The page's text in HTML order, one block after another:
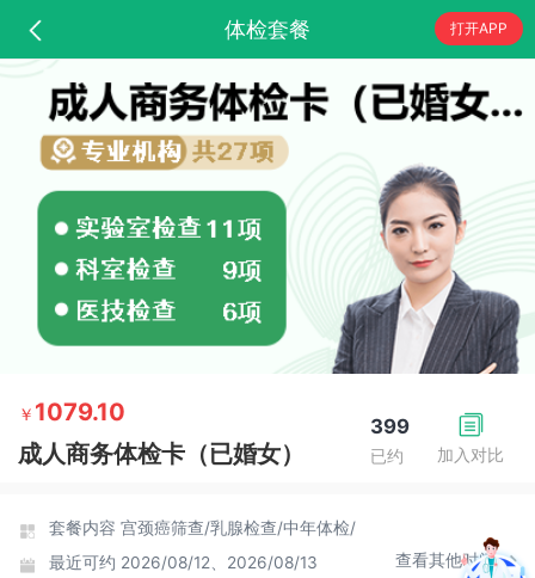
体检套餐 打开APP
加入对比
399
已约
￥ 1079.10
成人商务体检卡（已婚女）
套餐内容 宫颈癌筛查/乳腺检查/中年体检/
最近可约 2026/08/12、2026/08/13 查看其他时间